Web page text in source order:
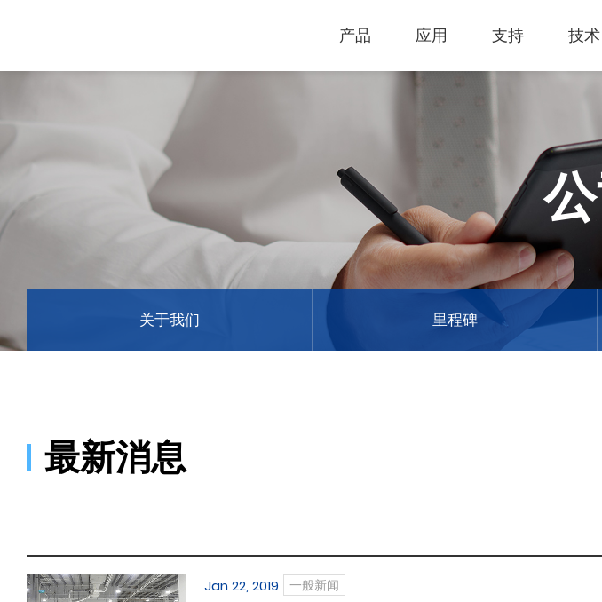
产品
激
激光打标机
应用 支持 技术
产品影片
关于我们 里程碑
最新消息
Jan 22, 2019 一般新闻